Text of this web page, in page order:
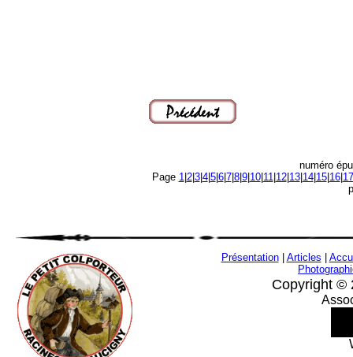
numéro
Page 1| 2| 3| 4| 5| 6| 7| 8| 9| 10| 11| 12| 13| 14| 15| 16| 17
Présentation| Articles
Copyright ©